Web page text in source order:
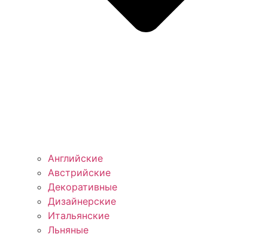
Английские
Австрийские
Декоративные
Дизайнерские
Итальянские
Льняные